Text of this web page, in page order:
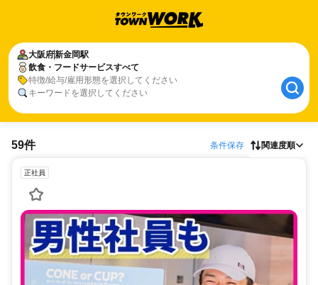
大阪府新金岡駅
飲食・フードサービスすべて
特徴/給与/雇用形態を選択してください
キーワードを選択してください
59件 条件保存 関連度順
正社員